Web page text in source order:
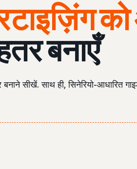
बनाएँ
सीखें. साथ ही, सिनेरियो-आधारित